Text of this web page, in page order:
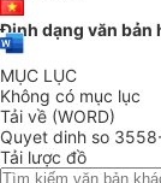
Định dạng văn bản
MỤC LỤC
Không có mục lục
Tải về (WORD)
Quyet dinh so
Tải lược đồ